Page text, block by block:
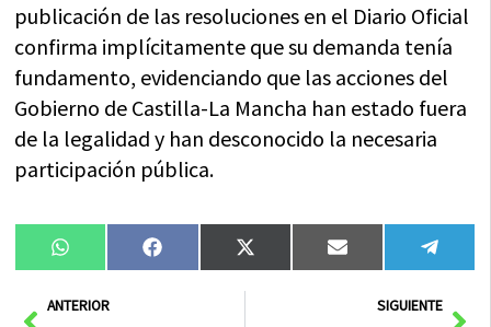
publicación de las resoluciones en el Diario Oficial
confirma implícitamente que su demanda tenía
fundamento, evidenciando que las acciones del
Gobierno de Castilla-La Mancha han estado fuera
de la legalidad y han desconocido la necesaria
participación pública.
Compartir
en
WhatsAppCompartir
en
FacebookCompartir
en
X
(Twitter)
Compartir
en
Email
en
AntANTERIOR SIGUIENTE